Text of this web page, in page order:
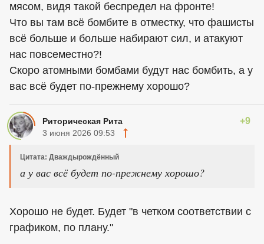
мясом, видя такой беспредел на фронте!
Что вы там всё бомбите в отместку, что фашисты
всё больше и больше набирают сил, и атакуют
нас повсеместно?!
Скоро атомными бомбами будут нас бомбить, а у
вас всё будет по-прежнему хорошо?
Риторическая Рита +9
3 июня 2026 09:53
Цитата: Дваждырождённый
а у вас всё будет по-прежнему хорошо?
Хорошо не будет. Будет "в четком соответствии с
графиком, по плану."